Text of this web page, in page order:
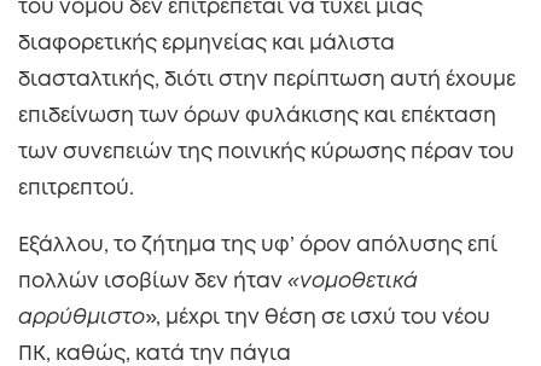
του νόμου δεν επιτρέπεται να τύχει μιας
διαφορετικής ερμηνείας και μάλιστα
διασταλτικής, διότι στην περίπτωση αυτή έχουμε
επιδείνωση των όρων φυλάκισης και επέκταση
των συνεπειών της ποινικής κύρωσης πέραν του
επιτρεπτού.
Εξάλλου, το ζήτημα της υφ’ όρον απόλυσης επί
πολλών ισοβίων δεν ήταν «νομοθετικά
αρρύθμιστο», μέχρι την θέση σε ισχύ του νέου
ΠΚ, καθώς, κατά την πάγια